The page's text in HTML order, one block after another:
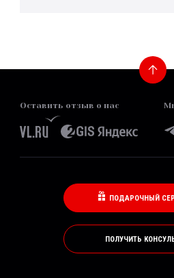
Оставить отзыв о нас
ПОДАРОЧНЫЙ
ПОЛУЧИТЬ